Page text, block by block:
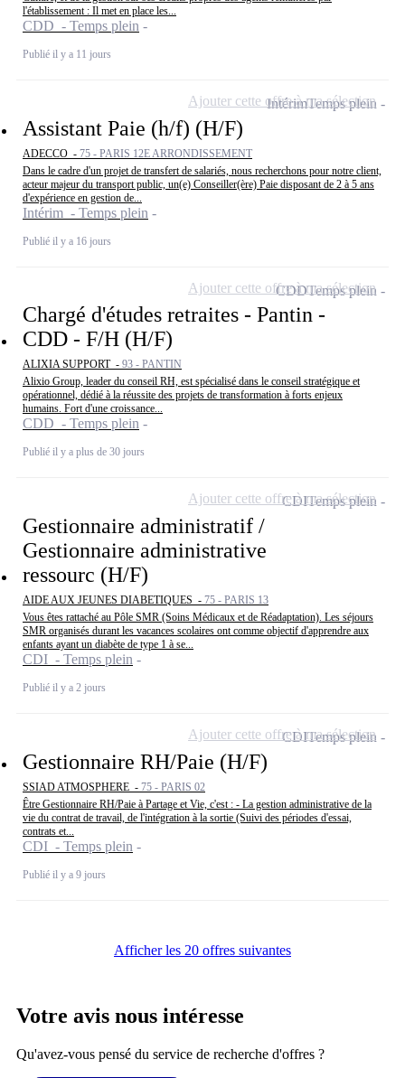
l'établissement : Il met en place les...
CDD - Temps plein
Publié il y a 11 jours
Assistant Paie (h/f) (H/F)
ADECCO - 75 - PARIS 12E ARRONDISSEMENT
Dans le cadre d'un projet de transfert de salariés, nous recherchons pour notre client,
acteur majeur du transport public, un(e) Conseiller(ère) Paie disposant de 2 à 5 ans
d'expérience en gestion de...
Intérim - Temps plein
Publié il y a 16 jours
IntérimTemps plein
Ajouter cette offre à ma sélection
Chargé d'études retraites - Pantin -
CDD - F/H (H/F)
ALIXIA SUPPORT - 93 - PANTIN
Alixio Group, leader du conseil RH, est spécialisé dans le conseil stratégique et
opérationnel, dédié à la réussite des projets de transformation à forts enjeux
humains. Fort d'une croissance...
CDD - Temps plein
Publié il y a plus de 30 jours
CDDTemps plein
Ajouter cette offre à ma sélection
Gestionnaire administratif /
Gestionnaire administrative
ressourc (H/F)
AIDE AUX JEUNES DIABETIQUES - 75 - PARIS 13
Vous êtes rattaché au Pôle SMR (Soins Médicaux et de Réadaptation). Les séjours
SMR organisés durant les vacances scolaires ont comme objectif d'apprendre aux
enfants ayant un diabète de type 1 à se...
CDI - Temps plein
Publié il y a 2 jours
CDITemps plein
Ajouter cette offre à ma sélection
Gestionnaire RH/Paie (H/F)
SSIAD ATMOSPHERE - 75 - PARIS 02
Être Gestionnaire RH/Paie à Partage et Vie, c'est : - La gestion administrative de la
vie du contrat de travail, de l'intégration à la sortie (Suivi des périodes d'essai,
contrats et...
CDI - Temps plein
Publié il y a 9 jours
CDITemps plein
Ajouter cette offre à ma sélection
Afficher les 20 offres suivantes
Votre avis nous intéresse
Qu'avez-vous pensé du service de recherche d'offres ?